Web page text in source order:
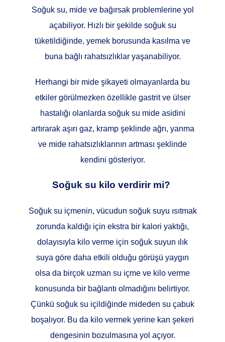
Soğuk su, mide ve bağırsak problemlerine yol
açabiliyor. Hızlı bir şekilde soğuk su
tüketildiğinde, yemek borusunda kasılma ve
buna bağlı rahatsızlıklar yaşanabiliyor.
Herhangi bir mide şikayeti olmayanlarda bu
etkiler görülmezken özellikle gastrit ve ülser
hastalığı olanlarda soğuk su mide asidini
artırarak aşırı gaz, kramp şeklinde ağrı, yanma
ve mide rahatsızlıklarının artması şeklinde
kendini gösteriyor.
Soğuk su kilo verdirir mi?
Soğuk su içmenin, vücudun soğuk suyu ısıtmak
zorunda kaldığı için ekstra bir kalori yaktığı,
dolayısıyla kilo verme için soğuk suyun ılık
suya göre daha etkili olduğu görüşü yaygın
olsa da birçok uzman su içme ve kilo verme
konusunda bir bağlantı olmadığını belirtiyor.
Çünkü soğuk su içildiğinde mideden su çabuk
boşalıyor. Bu da kilo vermek yerine kan şekeri
dengesinin bozulmasına yol açıyor.